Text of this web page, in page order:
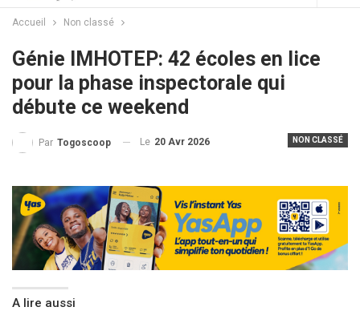
Accueil Non classé
Génie IMHOTEP: 42 écoles en lice
pour la phase inspectorale qui
débute ce weekend
NON CLASSÉ
Par Togoscoop Le 20 Avr 2026
A lire aussi